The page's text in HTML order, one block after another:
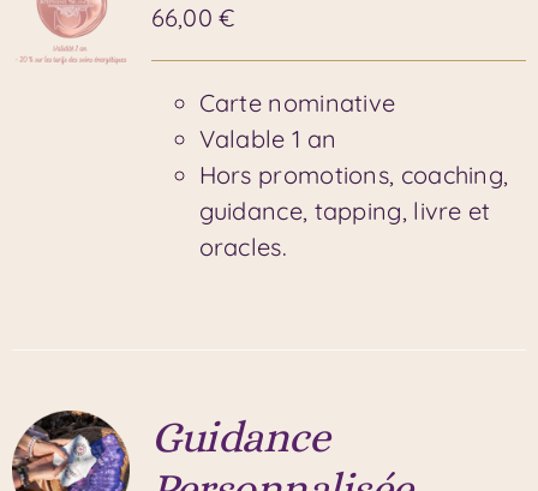
66,00€
Carte nominative
Valable 1 an
Hors promotions, coaching,
guidance, tapping, livre et
oracles.
Guidance